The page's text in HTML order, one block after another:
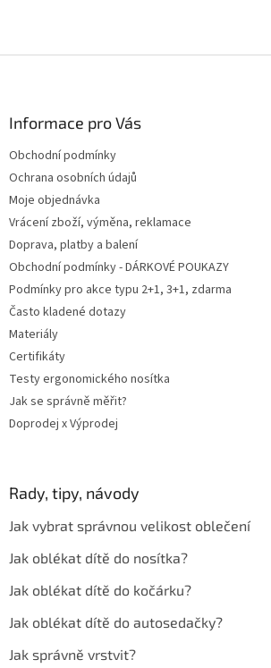
Informace pro Vás
Obchodní podmínky
Ochrana osobních údajů
Moje objednávka
Vrácení zboží, výměna, reklamace
Doprava, platby a balení
Obchodní podmínky - DÁRKOVÉ POUKAZY
Podmínky pro akce typu 2+1, 3+1, zdarma
Často kladené dotazy
Materiály
Certifikáty
Testy ergonomického nosítka
Jak se správně měřit?
Doprodej x Výprodej
Rady, tipy, návody
Jak vybrat správnou velikost oblečení
Jak oblékat dítě do nosítka?
Jak oblékat dítě do kočárku?
Jak oblékat dítě do autosedačky?
Jak správně vrstvit?